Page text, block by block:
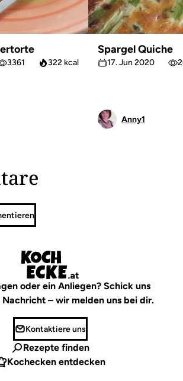
3361 322 kcal
Spargel Quiche
17. Jun 2020
Anny1
oder ein Anliegen? Schick uns
– wir melden uns bei dir.
Kontaktiere uns
Rezepte finden
Kochecken entdecken